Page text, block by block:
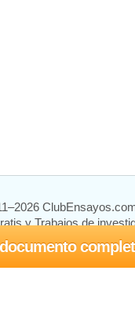
y Trabajos de